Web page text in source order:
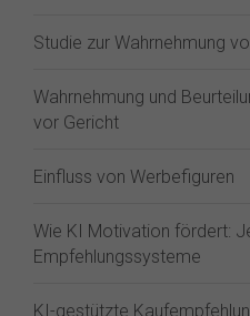
Studie zur Wahrnehmung
Wahrnehmung und
vor Gericht
Einfluss von Werbefiguren
Wie KI Motivation fördert:
Empfehlungssysteme
KI-gestützte